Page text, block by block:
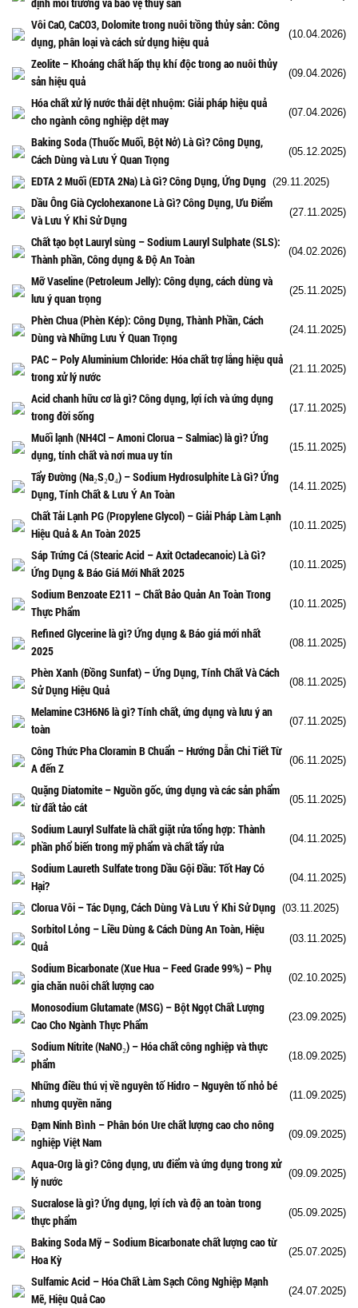
Vôi CaO, CaCO3, Dolomite trong nuôi trồng thủy sản: Công
dụng, phân loại và cách sử dụng hiệu quả
(10.04.2026)
Zeolite – Khoáng chất hấp thụ khí độc trong ao nuôi thủy
sản hiệu quả
(09.04.2026)
Hóa chất xử lý nước thải dệt nhuộm: Giải pháp hiệu quả
cho ngành công nghiệp dệt may
(07.04.2026)
Baking Soda (Thuốc Muối, Bột Nở) Là Gì? Công Dụng,
Cách Dùng và Lưu Ý Quan Trọng
(05.12.2025)
EDTA 2 Muối (EDTA 2Na) Là Gì? Công Dụng, Ứng Dụng (29.11.2025)
Dầu Ông Già Cyclohexanone Là Gì? Công Dụng, Ưu Điểm
Và Lưu Ý Khi Sử Dụng
(27.11.2025)
Chất tạo bọt Lauryl sùng – Sodium Lauryl Sulphate (SLS):
Thành phần, Công dụng & Độ An Toàn
(04.02.2026)
Mỡ Vaseline (Petroleum Jelly): Công dụng, cách dùng và
lưu ý quan trọng
(25.11.2025)
Phèn Chua (Phèn Kép): Công Dụng, Thành Phần, Cách
Dùng và Những Lưu Ý Quan Trọng
(24.11.2025)
PAC – Poly Aluminium Chloride: Hóa chất trợ lắng hiệu quả
trong xử lý nước
(21.11.2025)
Acid chanh hữu cơ là gì? Công dụng, lợi ích và ứng dụng
trong đời sống
(17.11.2025)
Muối lạnh (NH4Cl – Amoni Clorua – Salmiac) là gì? Ứng
dụng, tính chất và nơi mua uy tín
(15.11.2025)
Tẩy Đường (Na₂S₂O₄) – Sodium Hydrosulphite Là Gì? Ứng
Dụng, Tính Chất & Lưu Ý An Toàn
(14.11.2025)
Chất Tải Lạnh PG (Propylene Glycol) – Giải Pháp Làm Lạnh
Hiệu Quả & An Toàn 2025
(10.11.2025)
Sáp Trứng Cá (Stearic Acid – Axit Octadecanoic) Là Gì?
Ứng Dụng & Báo Giá Mới Nhất 2025
(10.11.2025)
Sodium Benzoate E211 – Chất Bảo Quản An Toàn Trong
Thực Phẩm
(10.11.2025)
Refined Glycerine là gì? Ứng dụng & Báo giá mới nhất
2025
(08.11.2025)
Phèn Xanh (Đồng Sunfat) – Ứng Dụng, Tính Chất Và Cách
Sử Dụng Hiệu Quả
(08.11.2025)
Melamine C3H6N6 là gì? Tính chất, ứng dụng và lưu ý an
toàn
(07.11.2025)
Công Thức Pha Cloramin B Chuẩn – Hướng Dẫn Chi Tiết Từ
A đến Z
(06.11.2025)
Quặng Diatomite – Nguồn gốc, ứng dụng và các sản phẩm
từ đất tảo cát
(05.11.2025)
Sodium Lauryl Sulfate là chất giặt rửa tổng hợp: Thành
phần phổ biến trong mỹ phẩm và chất tẩy rửa
(04.11.2025)
Sodium Laureth Sulfate trong Dầu Gội Đầu: Tốt Hay Có
Hại?
(04.11.2025)
Clorua Vôi – Tác Dụng, Cách Dùng Và Lưu Ý Khi Sử Dụng (03.11.2025)
Sorbitol Lỏng – Liều Dùng & Cách Dùng An Toàn, Hiệu
Quả
(03.11.2025)
Sodium Bicarbonate (Xue Hua – Feed Grade 99%) – Phụ
gia chăn nuôi chất lượng cao
(02.10.2025)
Monosodium Glutamate (MSG) – Bột Ngọt Chất Lượng
Cao Cho Ngành Thực Phẩm
(23.09.2025)
Sodium Nitrite (NaNO₂) – Hóa chất công nghiệp và thực
phẩm
(18.09.2025)
Những điều thú vị về nguyên tố Hidro – Nguyên tố nhỏ bé
nhưng quyền năng
(11.09.2025)
Đạm Ninh Bình – Phân bón Ure chất lượng cao cho nông
nghiệp Việt Nam
(09.09.2025)
Aqua-Org là gì? Công dụng, ưu điểm và ứng dụng trong xử
lý nước
(09.09.2025)
Sucralose là gì? Ứng dụng, lợi ích và độ an toàn trong
thực phẩm
(05.09.2025)
Baking Soda Mỹ – Sodium Bicarbonate chất lượng cao từ
Hoa Kỳ
(25.07.2025)
Sulfamic Acid – Hóa Chất Làm Sạch Công Nghiệp Mạnh
Mẽ, Hiệu Quả Cao
(24.07.2025)